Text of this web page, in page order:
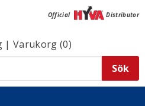
Official Distributor
| Varukorg (0)